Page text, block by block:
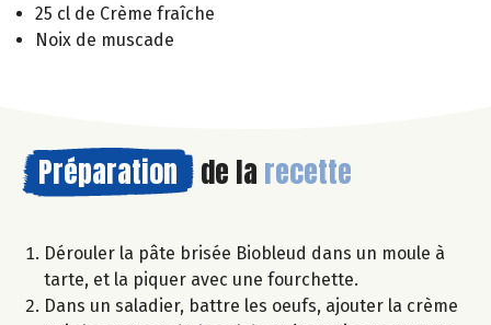
25 cl de Crème fraîche
Noix de muscade
Préparation de la recette
Dérouler la pâte brisée Biobleud dans un moule à
tarte, et la piquer avec une fourchette.
Dans un saladier, battre les oeufs, ajouter la crème